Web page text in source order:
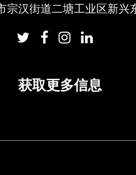
宗汉街道二塘工业区新兴
获取更多信息